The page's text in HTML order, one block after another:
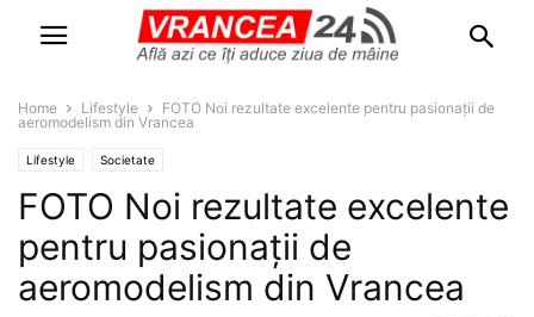
Home Lifestyle
FOTO Noi rezultate excelente pentru pasionații de
aeromodelism din Vrancea
Lifestyle Societate
FOTO Noi rezultate excelente
pentru pasionații de
aeromodelism din Vrancea